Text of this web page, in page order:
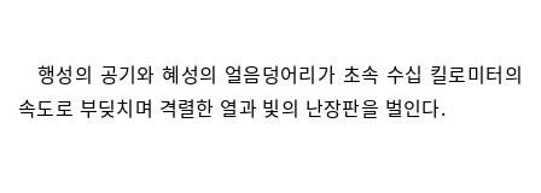
행성의 공기와 혜성의 얼음덩어리가 초속 수십 킬로미터의
속도로 부딪치며 격렬한 열과 빛의 난장판을 벌인다.